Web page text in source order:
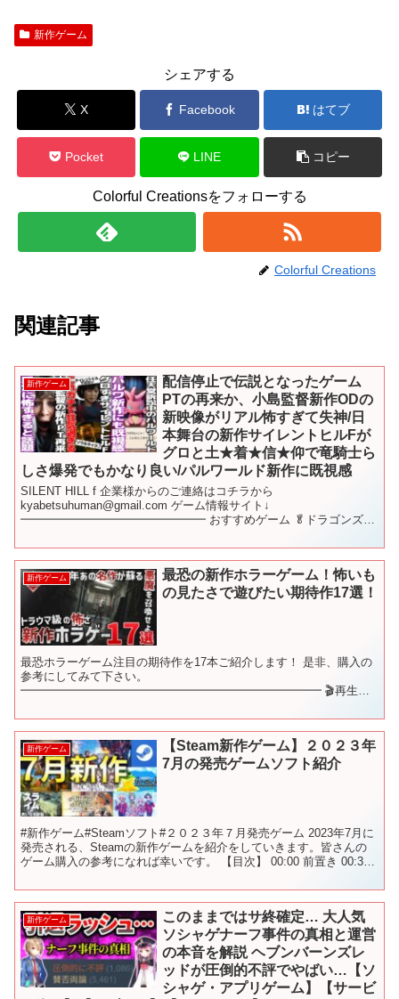
新作ゲーム
シェアする
X Facebook はてブ
Pocket LINE コピー
Colorful Creationsをフォローする
Colorful Creations
関連記事
新作ゲーム
配信停止で伝説となったゲーム
PTの再来か、小島監督新作ODの
新映像がリアル怖すぎて失神/日
本舞台の新作サイレントヒルFが
グロと土★着★信★仰で竜騎士ら
しさ爆発でもかなり良い/パルワールド新作に既視感
SILENT HILL f 企業様からのご連絡はコチラから
kyabetsuhuman@gmail.com ゲーム情報サイト↓
━━━━━━━━━━━━━━━━ おすすめゲーム 🥬ドラゴンズド
新作ゲーム
最恐の新作ホラーゲーム！怖いも
の見たさで遊びたい期待作17選！
最恐ホラーゲーム注目の期待作を17本ご紹介します！ 是非、購入の
参考にしてみて下さい。
━━━━━━━━━━━━━━━━━━━━━━━━━━ 🎬再生リ
を網羅できます！ ━━━━...
新作ゲーム
【Steam新作ゲーム】２０２３年
7月の発売ゲームソフト紹介
#新作ゲーム#Steamソフト#２０２３年７月発売ゲーム 2023年7月に
発売される、Steamの新作ゲームを紹介をしていきます。皆さんの
ゲーム購入の参考になれば幸いです。 【目次】 00:00 前置き 00:39
新作ゲーム
このままではサ終確定… 大人気
ソシャゲナーフ事件の真相と運営
の本音を解説 ヘブンバーンズレ
ッドが圧倒的不評でやばい…【ソ
シャゲ・アプリゲーム】【サービ